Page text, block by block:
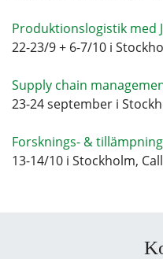
Produktionslogistik med
22-23/9 + 6-7/10 i
Supply chain
23-24 september i
Forsknings- &
13-14/10 i Stockholm,